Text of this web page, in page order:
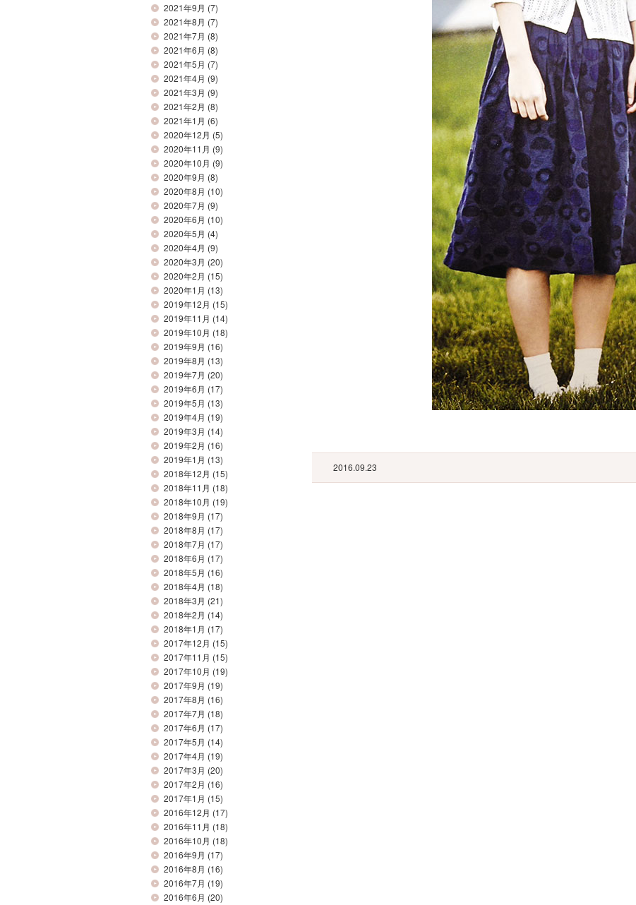
2021年9月 (7)
2021年8月 (7)
2021年7月 (8)
2021年6月 (8)
2021年5月 (7)
2021年4月 (9)
2021年3月 (9)
2021年2月 (8)
2021年1月 (6)
2020年12月 (5)
2020年11月 (9)
2020年10月 (9)
2020年9月 (8)
2020年8月 (10)
2020年7月 (9)
2020年6月 (10)
2020年5月 (4)
2020年4月 (9)
2020年3月 (20)
2020年2月 (15)
2020年1月 (13)
2019年12月 (15)
2019年11月 (14)
2019年10月 (18)
2019年9月 (16)
2019年8月 (13)
2019年7月 (20)
2019年6月 (17)
2019年5月 (13)
2019年4月 (19)
2019年3月 (14)
2019年2月 (16)
2019年1月 (13)
2018年12月 (15)
2018年11月 (18)
2018年10月 (19)
2018年9月 (17)
2018年8月 (17)
2018年7月 (17)
2018年6月 (17)
2018年5月 (16)
2018年4月 (18)
2018年3月 (21)
2018年2月 (14)
2018年1月 (17)
2017年12月 (15)
2017年11月 (15)
2017年10月 (19)
2017年9月 (19)
2017年8月 (16)
2017年7月 (18)
2017年6月 (17)
2017年5月 (14)
2017年4月 (19)
2017年3月 (20)
2017年2月 (16)
2017年1月 (15)
2016年12月 (17)
2016年11月 (18)
2016年10月 (18)
2016年9月 (17)
2016年8月 (16)
2016年7月 (19)
2016年6月 (20)
2016.09.23